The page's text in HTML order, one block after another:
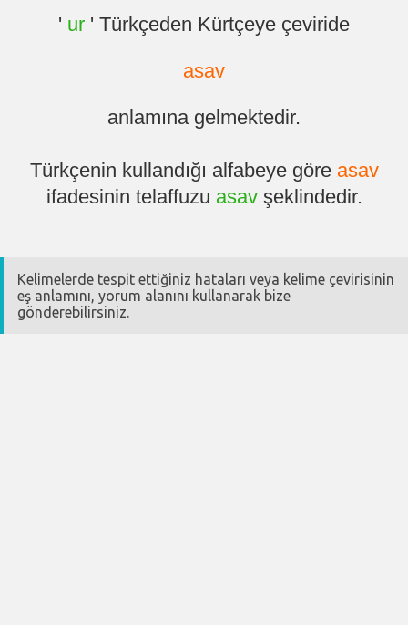
' ur ' Türkçeden Kürtçeye çeviride
asav
anlamına gelmektedir.
Türkçenin kullandığı alfabeye göre asav
ifadesinin telaffuzu asavşeklindedir.
Kelimelerde tespit ettiğiniz hataları veya kelime çevirisinin
eş anlamını, yorum alanını kullanarak bize
gönderebilirsiniz.